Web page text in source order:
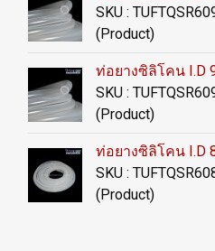
SKU :
(Product)
ท่อยางซิลิโคน I.D
SKU :
(Product)
ท่อยางซิลิโคน I.D
SKU :
(Product)